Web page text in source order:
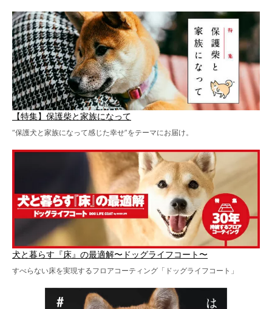
【特集】保護柴と家族になって
“保護犬と家族になって感じた幸せ”をテーマにお届け。
犬と暮らす『床』の最適解〜ドッグライフコート〜
すべらない床を実現するフロアコーティング「ドッグライフコート」